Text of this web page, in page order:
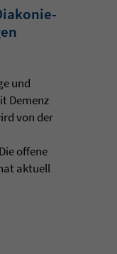
und
Demenz
von der
offene
aktuell